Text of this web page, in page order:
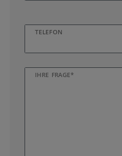
TELEFON
IHRE FRAGE*